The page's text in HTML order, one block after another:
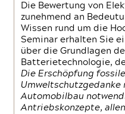
Die Bewertung von
zunehmend an
Wissen rund um die
Seminar erhalten Sie
über die Grundlagen
Batterietechnologie,
Die Erschöpfung
Umweltschutzgedanke
Automobilbau
Antriebskonzepte,